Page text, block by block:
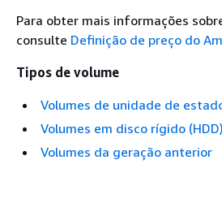
Para obter mais informações
consulte Definição de preço do
Tipos de volume
Volumes de unidade de
Volumes em disco rígido (HDD)
Volumes da geração anterior